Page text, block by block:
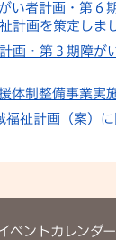
い者計画・第６
計画を策定しま
画・第３期障が
体制整備事業実
福祉計画（案）
ベントカレンダー